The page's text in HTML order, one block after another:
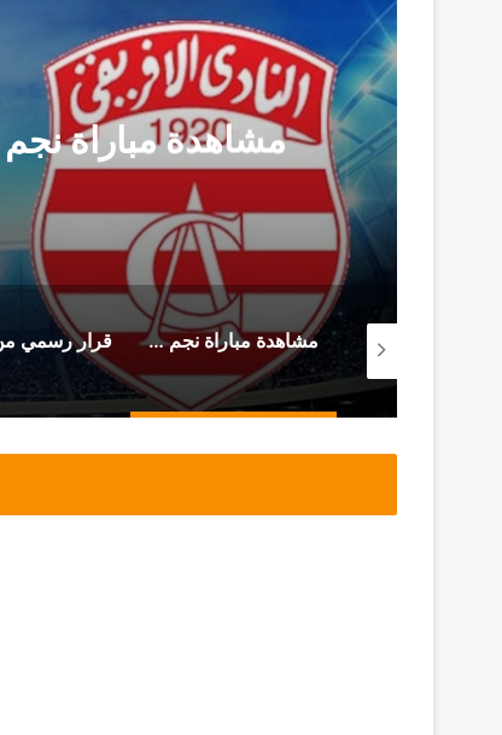
مشاهدة مباراة نجم
من سجن المرناڤية المحامي أحمد صواب يوجه هذه الرسالة (فيديو) مشاهدة مباراة نجم المتلوي و النادي الإفريقي (بث مباشر)